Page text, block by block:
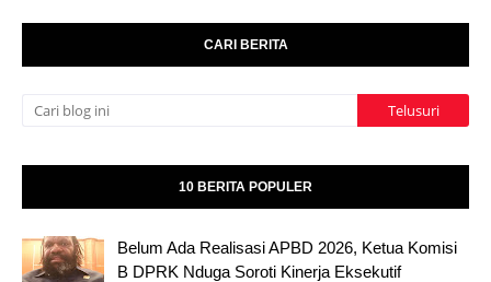
CARI BERITA
10 BERITA POPULER
Belum Ada Realisasi APBD 2026, Ketua Komisi
B DPRK Nduga Soroti Kinerja Eksekutif